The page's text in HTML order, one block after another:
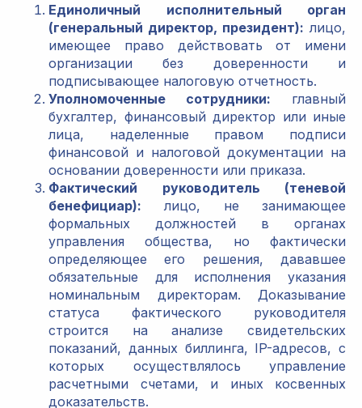
Единоличный исполнительный орган
(генеральный директор, президент): лицо,
имеющее право действовать от имени
организации без доверенности и
подписывающее налоговую отчетность.
Уполномоченные сотрудники: главный
бухгалтер, финансовый директор или иные
лица, наделенные правом подписи
финансовой и налоговой документации на
основании доверенности или приказа.
Фактический руководитель (теневой
бенефициар): лицо, не занимающее
формальных должностей в органах
управления общества, но фактически
определяющее его решения, дававшее
обязательные для исполнения указания
номинальным директорам. Доказывание
статуса фактического руководителя
строится на анализе свидетельских
показаний, данных биллинга, IP-адресов, с
которых осуществлялось управление
расчетными счетами, и иных косвенных
доказательств.